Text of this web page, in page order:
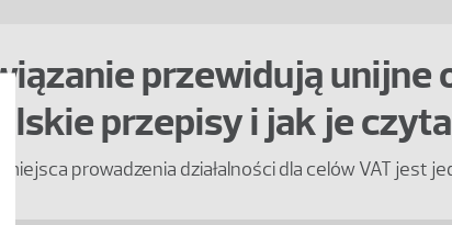
przewidują unijne
przepisy i jak je
prowadzenia działalności dla celów VAT jest